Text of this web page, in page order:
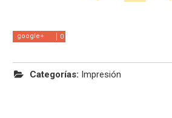
0
google+
Categorías: Impresión